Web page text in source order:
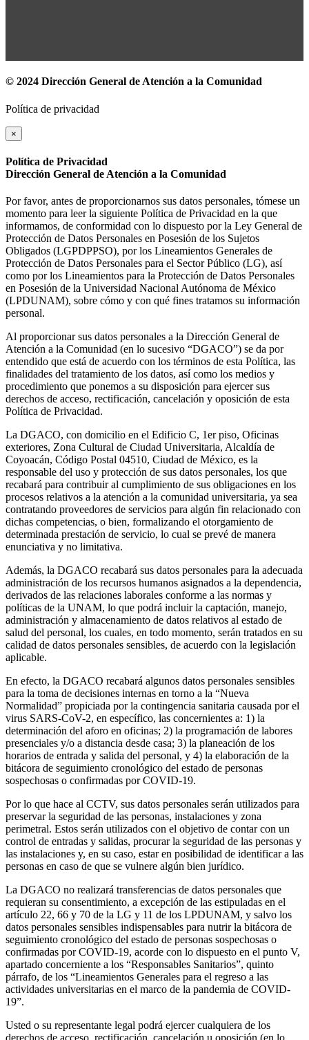
© 2024 Dirección General de Atención a la Comunidad
Política de privacidad
×
Política de Privacidad
Dirección General de Atención a la Comunidad
Por favor, antes de proporcionarnos sus datos personales, tómese un
momento para leer la siguiente Política de Privacidad en la que
informamos, de conformidad con lo dispuesto por la Ley General de
Protección de Datos Personales en Posesión de los Sujetos
Obligados (LGPDPPSO), por los Lineamientos Generales de
Protección de Datos Personales para el Sector Público (LG), así
como por los Lineamientos para la Protección de Datos Personales
en Posesión de la Universidad Nacional Autónoma de México
(LPDUNAM), sobre cómo y con qué fines tratamos su información
personal.
Al proporcionar sus datos personales a la Dirección General de
Atención a la Comunidad (en lo sucesivo “DGACO”) se da por
entendido que está de acuerdo con los términos de esta Política, las
finalidades del tratamiento de los datos, así como los medios y
procedimiento que ponemos a su disposición para ejercer sus
derechos de acceso, rectificación, cancelación y oposición de esta
Política de Privacidad.
La DGACO, con domicilio en el Edificio C, 1er piso, Oficinas
exteriores, Zona Cultural de Ciudad Universitaria, Alcaldía de
Coyoacán, Código Postal 04510, Ciudad de México, es la
responsable del uso y protección de sus datos personales, los que
recabará para contribuir al cumplimiento de sus obligaciones en los
procesos relativos a la atención a la comunidad universitaria, ya sea
contratando proveedores de servicios para algún fin relacionado con
dichas competencias, o bien, formalizando el otorgamiento de
determinada prestación de servicio, lo cual se prevé de manera
enunciativa y no limitativa.
Además, la DGACO recabará sus datos personales para la adecuada
administración de los recursos humanos asignados a la dependencia,
derivados de las relaciones laborales conforme a las normas y
políticas de la UNAM, lo que podrá incluir la captación, manejo,
administración y almacenamiento de datos relativos al estado de
salud del personal, los cuales, en todo momento, serán tratados en su
calidad de datos personales sensibles, de acuerdo con la legislación
aplicable.
En efecto, la DGACO recabará algunos datos personales sensibles
para la toma de decisiones internas en torno a la “Nueva
Normalidad” propiciada por la contingencia sanitaria causada por el
virus SARS-CoV-2, en específico, las concernientes a: 1) la
determinación del aforo en oficinas; 2) la programación de labores
presenciales y/o a distancia desde casa; 3) la planeación de los
horarios de entrada y salida del personal, y 4) la elaboración de la
bitácora de seguimiento cronológico del estado de personas
sospechosas o confirmadas por COVID-19.
Por lo que hace al CCTV, sus datos personales serán utilizados para
preservar la seguridad de las personas, instalaciones y zona
perimetral. Estos serán utilizados con el objetivo de contar con un
control de entradas y salidas, procurar la seguridad de las personas y
las instalaciones y, en su caso, estar en posibilidad de identificar a las
personas en caso de que se vulnere algún bien jurídico.
La DGACO no realizará transferencias de datos personales que
requieran su consentimiento, a excepción de las estipuladas en el
artículo 22, 66 y 70 de la LG y 11 de los LPDUNAM, y salvo los
datos personales sensibles indispensables para nutrir la bitácora de
seguimiento cronológico del estado de personas sospechosas o
confirmadas por COVID-19, acorde con lo dispuesto en el punto V,
apartado concerniente a los “Responsables Sanitarios”, quinto
párrafo, de los “Lineamientos Generales para el regreso a las
actividades universitarias en el marco de la pandemia de COVID-
19”.
Usted o su representante legal podrá ejercer cualquiera de los